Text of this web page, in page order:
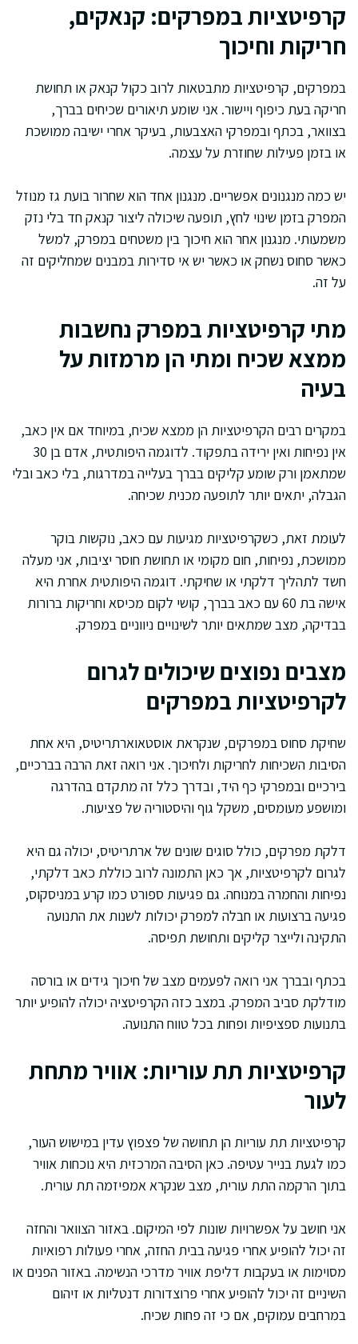
קרפיטציות במפרקים: קנאקים,
חריקות וחיכוך
במפרקים, קרפיטציות מתבטאות לרוב כקול קנאק או תחושת
חריקה בעת כיפוף ויישור. אני שומע תיאורים שכיחים בברך,
בצוואר, בכתף ובמפרקי האצבעות, בעיקר אחרי ישיבה ממושכת
או בזמן פעילות שחוזרת על עצמה.
יש כמה מנגנונים אפשריים. מנגנון אחד הוא שחרור בועת גז מנוזל
המפרק בזמן שינוי לחץ, תופעה שיכולה ליצור קנאק חד בלי נזק
משמעותי. מנגנון אחר הוא חיכוך בין משטחים במפרק, למשל
כאשר סחוס נשחק או כאשר יש אי סדירות במבנים שמחליקים זה
על זה.
מתי קרפיטציות במפרק נחשבות
ממצא שכיח ומתי הן מרמזות על
בעיה
במקרים רבים הקרפיטציות הן ממצא שכיח, במיוחד אם אין כאב,
אין נפיחות ואין ירידה בתפקוד. לדוגמה היפותטית, אדם בן 30
שמתאמן ורק שומע קליקים בברך בעלייה במדרגות, בלי כאב ובלי
הגבלה, יתאים יותר לתופעה מכנית שכיחה.
לעומת זאת, כשקרפיטציות מגיעות עם כאב, נוקשות בוקר
ממושכת, נפיחות, חום מקומי או תחושת חוסר יציבות, אני מעלה
חשד לתהליך דלקתי או שחיקתי. דוגמה היפותטית אחרת היא
אישה בת 60 עם כאב בברך, קושי לקום מכיסא וחריקות ברורות
בבדיקה, מצב שמתאים יותר לשינויים ניווניים במפרק.
מצבים נפוצים שיכולים לגרום
לקרפיטציות במפרקים
שחיקת סחוס במפרקים, שנקראת אוסטאוארתריטיס, היא אחת
הסיבות השכיחות לחריקות ולחיכוך. אני רואה זאת הרבה בברכיים,
בירכיים ובמפרקי כף היד, ובדרך כלל זה מתקדם בהדרגה
ומושפע מעומסים, משקל גוף והיסטוריה של פציעות.
דלקת מפרקים, כולל סוגים שונים של ארתריטיס, יכולה גם היא
לגרום לקרפיטציות, אך כאן התמונה לרוב כוללת כאב דלקתי,
נפיחות והחמרה במנוחה. גם פגיעות ספורט כמו קרע במניסקוס,
פגיעה ברצועות או חבלה למפרק יכולות לשנות את התנועה
התקינה ולייצר קליקים ותחושת תפיסה.
בכתף ובברך אני רואה לפעמים מצב של חיכוך גידים או בורסה
מודלקת סביב המפרק. במצב כזה הקרפיטציה יכולה להופיע יותר
בתנועות ספציפיות ופחות בכל טווח התנועה.
קרפיטציות תת עוריות: אוויר מתחת
לעור
קרפיטציות תת עוריות הן תחושה של פצפוץ עדין במישוש העור,
כמו לגעת בנייר עטיפה. כאן הסיבה המרכזית היא נוכחות אוויר
בתוך הרקמה התת עורית, מצב שנקרא אמפיזמה תת עורית.
אני חושב על אפשרויות שונות לפי המיקום. באזור הצוואר והחזה
זה יכול להופיע אחרי פגיעה בבית החזה, אחרי פעולות רפואיות
מסוימות או בעקבות דליפת אוויר מדרכי הנשימה. באזור הפנים או
השיניים זה יכול להופיע אחרי פרוצדורות דנטליות או זיהום
במרחבים עמוקים, אם כי זה פחות שכיח.